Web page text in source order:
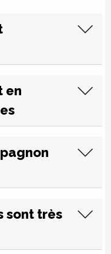
en
sont très